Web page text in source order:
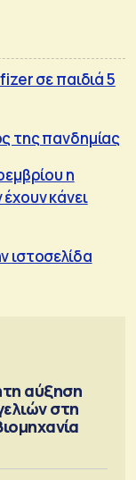
σε παιδιά 5
της πανδημίας
η
κάνει
ιστοσελίδα
αύξηση
στη